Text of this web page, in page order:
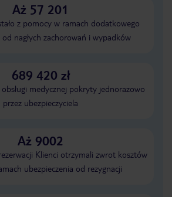
Aż 57 201
z pomocy w ramach dodatkowego
od nagłych zachorowań i wypadków
689 420 zł
medycznej pokryty jednorazowo
przez ubezpieczyciela
Aż 9002
Klienci otrzymali zwrot kosztów
ubezpieczenia od rezygnacji